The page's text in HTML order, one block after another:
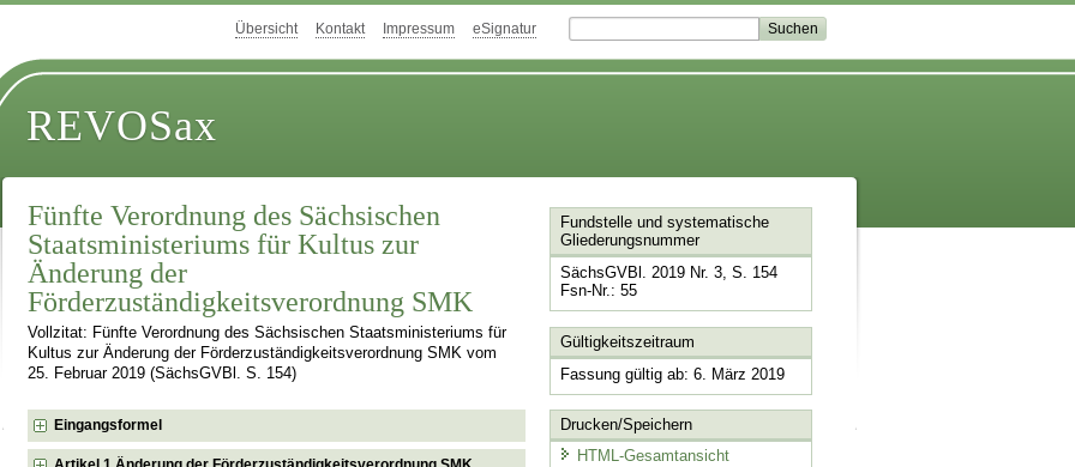
Übersicht Kontakt Impressum eSignatur
REVOSax
Fünfte Verordnung des Sächsischen
Staatsministeriums für Kultus zur
Änderung der
Förderzuständigkeitsverordnung SMK
Vollzitat: Fünfte Verordnung des Sächsischen Staatsministeriums für
Kultus zur Änderung der Förderzuständigkeitsverordnung SMK vom
25. Februar 2019 (SächsGVBl. S. 154)
Eingangsformel
Fundstelle und systematische
Gliederungsnummer
SächsGVBl. 2019 Nr. 3, S. 154
Fsn-Nr.: 55
Gültigkeitszeitraum
Fassung gültig ab: 6. März 2019
Drucken/Speichern
HTML-Gesamtansicht